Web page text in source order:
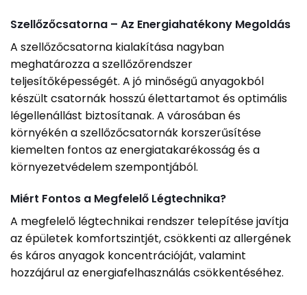
Szellőzőcsatorna – Az Energiahatékony Megoldás
A szellőzőcsatorna kialakítása nagyban
meghatározza a szellőzőrendszer
teljesítőképességét. A jó minőségű anyagokból
készült csatornák hosszú élettartamot és optimális
légellenállást biztosítanak. A városában és
környékén a szellőzőcsatornák korszerűsítése
kiemelten fontos az energiatakarékosság és a
környezetvédelem szempontjából.
Miért Fontos a Megfelelő Légtechnika?
A megfelelő légtechnikai rendszer telepítése javítja
az épületek komfortszintjét, csökkenti az allergének
és káros anyagok koncentrációját, valamint
hozzájárul az energiafelhasználás csökkentéséhez.